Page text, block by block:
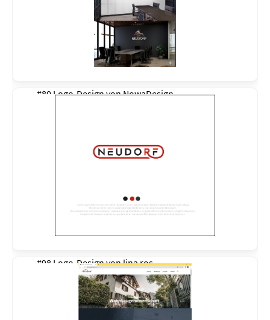
#80 Logo-Design vonNowaDesign
#98 Logo-Design vonlina ros